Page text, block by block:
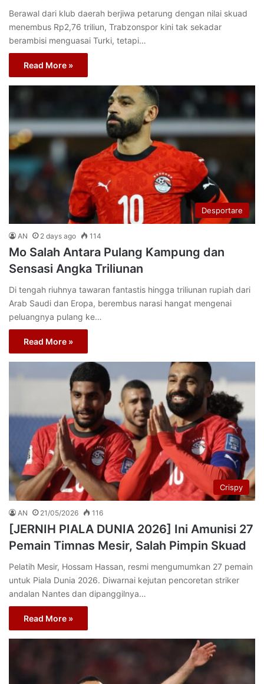
Berawal dari klub daerah berjiwa petarung dengan nilai skuad
menembus Rp2,76 triliun, Trabzonspor kini tak sekadar
berambisi menguasai Turki, tetapi…
Read More »
Desportare
AN 2 days ago 114
Mo Salah Antara Pulang Kampung dan
Sensasi Angka Triliunan
Di tengah riuhnya tawaran fantastis hingga triliunan rupiah dari
Arab Saudi dan Eropa, berembus narasi hangat mengenai
peluangnya pulang ke…
Read More »
Crispy
AN 21/05/2026 116
[JERNIH PIALA DUNIA 2026] Ini Amunisi 27
Pemain Timnas Mesir, Salah Pimpin Skuad
Pelatih Mesir, Hossam Hassan, resmi mengumumkan 27 pemain
untuk Piala Dunia 2026. Diwarnai kejutan pencoretan striker
andalan Nantes dan dipanggilnya…
Read More »